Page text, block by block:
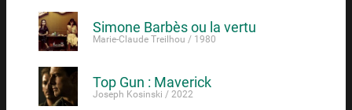
Simone Barbès ou la vertu
Marie-Claude Treilhou / 1980
Top Gun : Maverick
Joseph Kosinski / 2022